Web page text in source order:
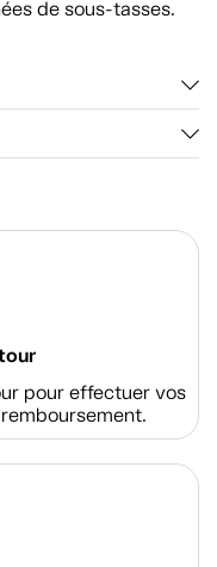
de sous-tasses.
pour effectuer vos